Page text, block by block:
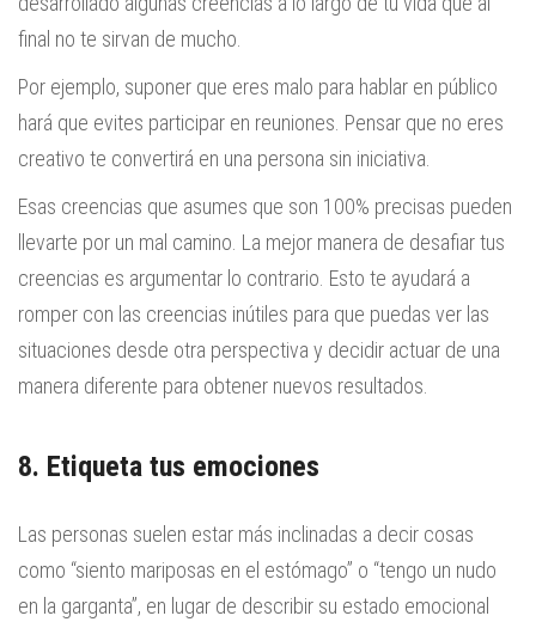
final no te sirvan de mucho.
Por ejemplo, suponer que eres malo para hablar en público
hará que evites participar en reuniones. Pensar que no eres
creativo te convertirá en una persona sin iniciativa.
Esas creencias que asumes que son 100% precisas pueden
llevarte por un mal camino. La mejor manera de desafiar tus
creencias es argumentar lo contrario. Esto te ayudará a
romper con las creencias inútiles para que puedas ver las
situaciones desde otra perspectiva y decidir actuar de una
manera diferente para obtener nuevos resultados.
8. Etiqueta tus emociones
Las personas suelen estar más inclinadas a decir cosas
como “siento mariposas en el estómago” o “tengo un nudo
en la garganta”, en lugar de describir su estado emocional